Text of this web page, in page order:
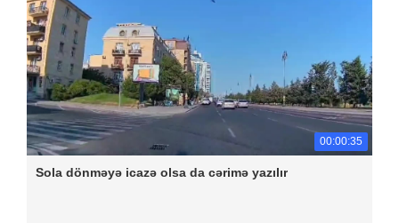
00:00:35
Sola dönməyə icazə olsa da cərimə yazılır